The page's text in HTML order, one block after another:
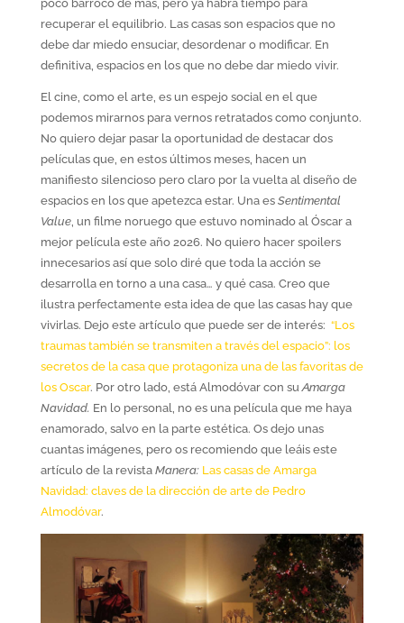
poco barroco de más, pero ya habrá tiempo para
recuperar el equilibrio. Las casas son espacios que no
debe dar miedo ensuciar, desordenar o modificar. En
definitiva, espacios en los que no debe dar miedo vivir.
El cine, como el arte, es un espejo social en el que
podemos mirarnos para vernos retratados como conjunto.
No quiero dejar pasar la oportunidad de destacar dos
películas que, en estos últimos meses, hacen un
manifiesto silencioso pero claro por la vuelta al diseño de
espacios en los que apetezca estar. Una es Sentimental
Value, un filme noruego que estuvo nominado al Óscar a
mejor película este año 2026. No quiero hacer spoilers
innecesarios así que solo diré que toda la acción se
desarrolla en torno a una casa… y qué casa. Creo que
ilustra perfectamente esta idea de que las casas hay que
vivirlas. Dejo este artículo que puede ser de interés: “Los
traumas también se transmiten a través del espacio”: los
secretos de la casa que protagoniza una de las favoritas de
los Oscar. Por otro lado, está Almodóvar con suAmarga
Navidad. En lo personal, no es una película que me haya
enamorado, salvo en la parte estética. Os dejo unas
cuantas imágenes, pero os recomiendo que leáis este
artículo de la revista Manera:Las casas de Amarga
Navidad: claves de la dirección de arte de Pedro
Almodóvar.